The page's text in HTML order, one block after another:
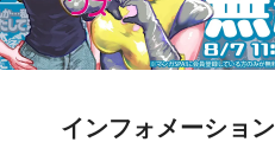
インフォメーション